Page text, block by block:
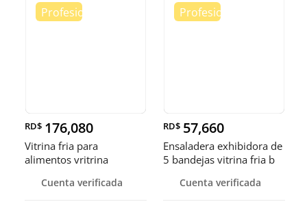
RD$ 176,080
Vitrina fria para
alimentos vritrina
Cuenta verificada
RD$ 57,660
Ensaladera exhibidora de
5 bandejas vitrina fria b
Cuenta verificada